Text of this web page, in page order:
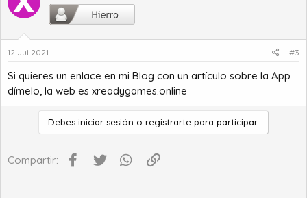
12 Jul 2021 #3
Si quieres un enlace en mi Blog con un artículo sobre la App
dímelo, la web es xreadygames.online
Debes iniciar sesión o registrarte para participar.
Compartir: Facebook
Twitter WhatsApp